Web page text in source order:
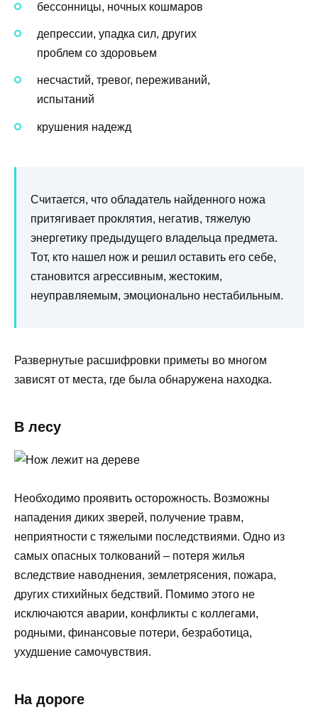
бессонницы, ночных кошмаров
депрессии, упадка сил, других
проблем со здоровьем
несчастий, тревог, переживаний,
испытаний
крушения надежд
Считается, что обладатель найденного ножа
притягивает проклятия, негатив, тяжелую
энергетику предыдущего владельца предмета.
Тот, кто нашел нож и решил оставить его себе,
становится агрессивным, жестоким,
неуправляемым, эмоционально нестабильным.
Развернутые расшифровки приметы во многом
зависят от места, где была обнаружена находка.
В лесу
Необходимо проявить осторожность. Возможны
нападения диких зверей, получение травм,
неприятности с тяжелыми последствиями. Одно из
самых опасных толкований – потеря жилья
вследствие наводнения, землетрясения, пожара,
других стихийных бедствий. Помимо этого не
исключаются аварии, конфликты с коллегами,
родными, финансовые потери, безработица,
ухудшение самочувствия.
На дороге